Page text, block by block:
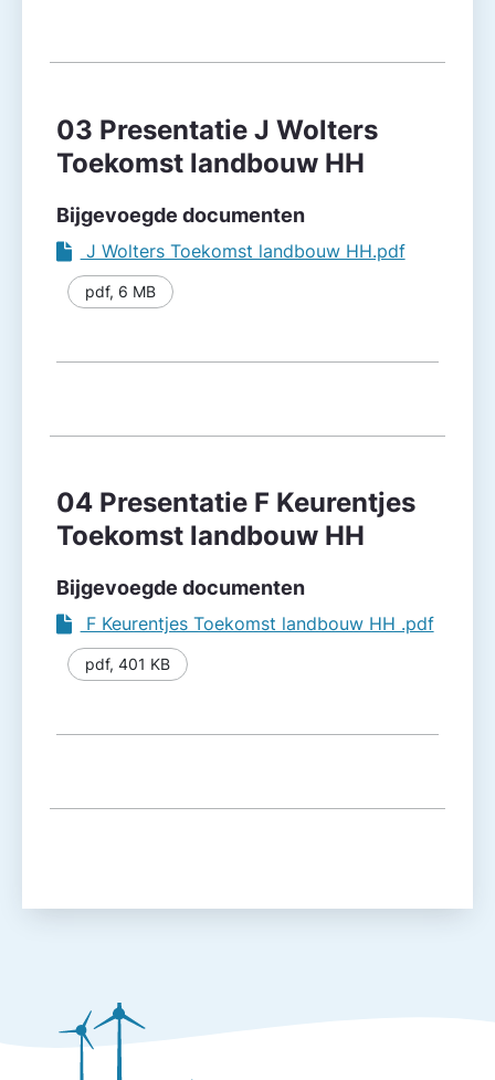
03 Presentatie J Wolters
Toekomst landbouw HH
Bijgevoegde documenten
J Wolters Toekomst landbouw HH.pdf
pdf, 6 MB
04 Presentatie F Keurentjes
Toekomst landbouw HH
Bijgevoegde documenten
F Keurentjes Toekomst landbouw HH .pdf
pdf, 401 KB